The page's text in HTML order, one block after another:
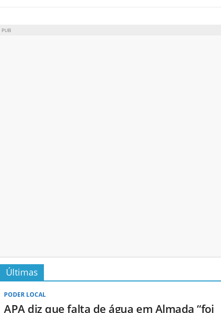
PUB
Últimas
PODER LOCAL
APA diz que falta de água em Almada “foi